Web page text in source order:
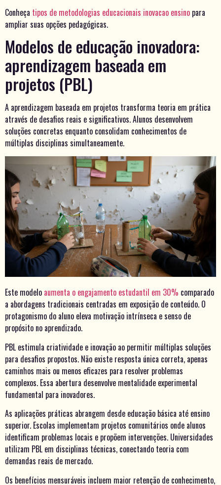
Conheça tipos de metodologias educacionais inovacao ensino para
ampliar suas opções pedagógicas.
Modelos de educação inovadora:
aprendizagem baseada em
projetos (PBL)
A aprendizagem baseada em projetos transforma teoria em prática
através de desafios reais e significativos. Alunos desenvolvem
soluções concretas enquanto consolidam conhecimentos de
múltiplas disciplinas simultaneamente.
Este modelo aumenta o engajamento estudantil em 30% comparado
a abordagens tradicionais centradas em exposição de conteúdo. O
protagonismo do aluno eleva motivação intrínseca e senso de
propósito no aprendizado.
PBL estimula criatividade e inovação ao permitir múltiplas soluções
para desafios propostos. Não existe resposta única correta, apenas
caminhos mais ou menos eficazes para resolver problemas
complexos. Essa abertura desenvolve mentalidade experimental
fundamental para inovadores.
As aplicações práticas abrangem desde educação básica até ensino
superior. Escolas implementam projetos comunitários onde alunos
identificam problemas locais e propõem intervenções. Universidades
utilizam PBL em disciplinas técnicas, conectando teoria com
demandas reais de mercado.
Os benefícios mensuráveis incluem maior retenção de conhecimento,